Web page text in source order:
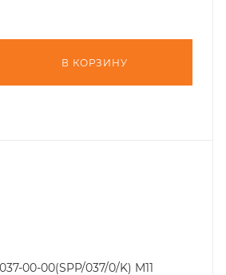
В КОРЗИНУ
00-00(SPP/037/0/K) M11